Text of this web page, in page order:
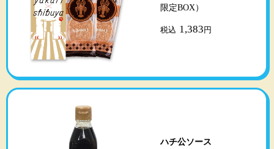
限定BOX）
税込 1,383円
ハチ公ソース